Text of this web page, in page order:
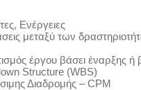
Ενέργειες
μεταξύ των
έργου βάσει έναρξης ή
Structure (WBS)
Διαδρομής – CPM